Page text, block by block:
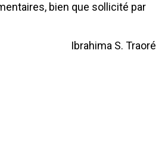
bien que sollicité par
Ibrahima S. Traoré